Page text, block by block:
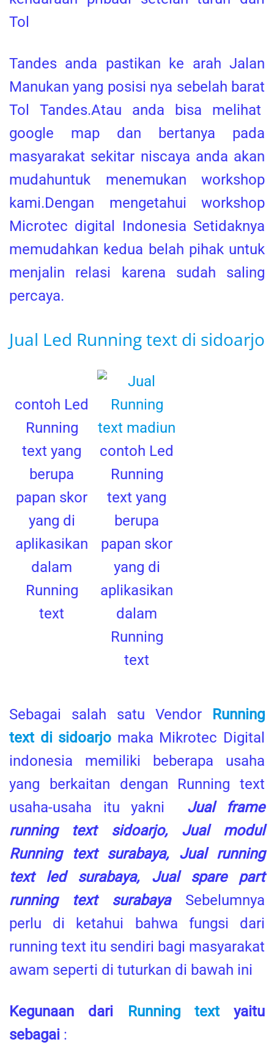
Tol
Tandes anda pastikan ke arah Jalan
Manukan yang posisi nya sebelah barat
Tol Tandes.Atau anda bisa melihat
google map dan bertanya pada
masyarakat sekitar niscaya anda akan
mudahuntuk menemukan workshop
kami.Dengan mengetahui workshop
Microtec digital Indonesia Setidaknya
memudahkan kedua belah pihak untuk
menjalin relasi karena sudah saling
percaya.
Jual Led Running text di sidoarjo
contoh Led
Running
text yang
berupa
papan skor
yang di
aplikasikan
dalam
Running
text
contoh Led
Running
text yang
berupa
papan skor
yang di
aplikasikan
dalam
Running
text
Sebagai salah satu Vendor Running
text di sidoarjo maka Mikrotec Digital
indonesia memiliki beberapa usaha
yang berkaitan dengan Running text
usaha-usaha itu yakni Jual frame
running text sidoarjo, Jual modul
Running text surabaya, Jual running
text led surabaya, Jual spare part
running text surabaya Sebelumnya
perlu di ketahui bahwa fungsi dari
running text itu sendiri bagi masyarakat
awam seperti di tuturkan di bawah ini
Kegunaan dari Running textyaitu
sebagai :